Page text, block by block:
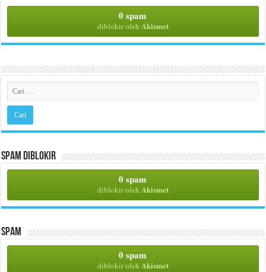
0 spam
diblokir oleh Akismet
Spam Diblokir
0 spam
diblokir oleh Akismet
Spam
0 spam
diblokir oleh Akismet